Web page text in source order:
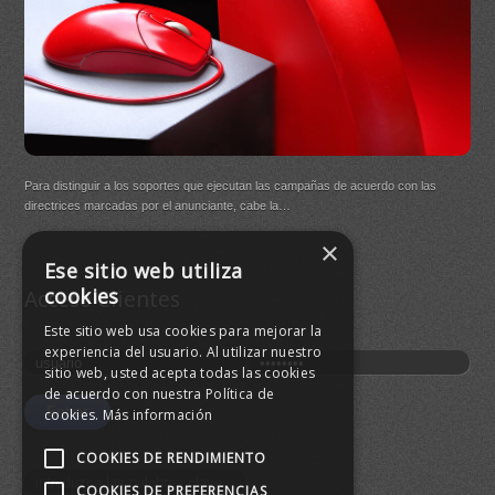
Para distinguir a los soportes que ejecutan las campañas de acuerdo con las
directrices marcadas por el anunciante, cabe la…
Acceso Clientes
×
Ese sitio web utiliza
cookies
Este sitio web usa cookies para mejorar la
experiencia del usuario. Al utilizar nuestro
sitio web, usted acepta todas las cookies
de acuerdo con nuestra Política de
cookies. Más información
COOKIES DE RENDIMIENTO
COOKIES DE PREFERENCIAS